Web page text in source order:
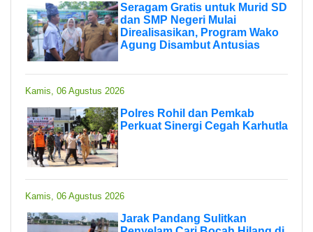
Seragam Gratis untuk Murid SD
dan SMP Negeri Mulai
Direalisasikan, Program Wako
Agung Disambut Antusias
Kamis, 06 Agustus 2026
Polres Rohil dan Pemkab
Perkuat Sinergi Cegah Karhutla
Kamis, 06 Agustus 2026
Jarak Pandang Sulitkan